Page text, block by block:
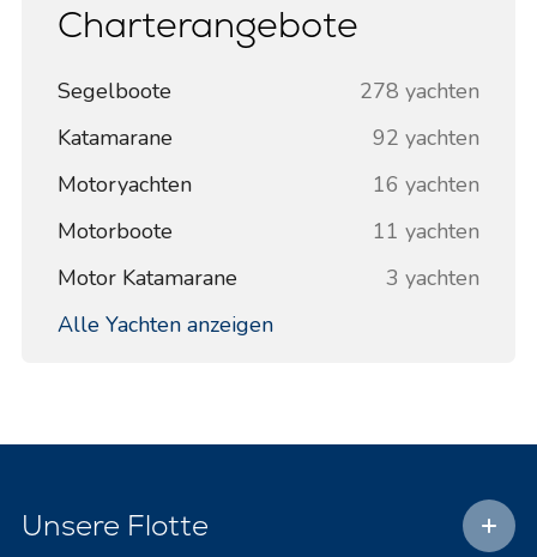
Charterangebote
Segelboote
278 yachten
Katamarane
92 yachten
Motoryachten
16 yachten
Motorboote
11 yachten
Motor Katamarane
3 yachten
Alle Yachten anzeigen
Unsere Flotte